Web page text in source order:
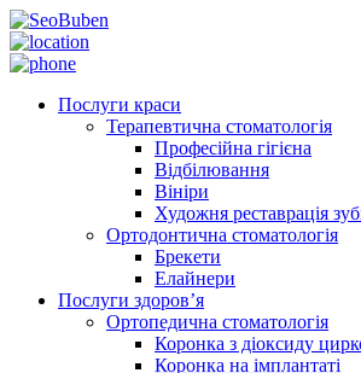
Послуги краси
Терапевтична стоматологія
Професійна гігієна
Відбілювання
Вініри
Художня реставрація
Ортодонтична стоматологія
Брекети
Елайнери
Послуги здоров’я
Ортопедична стоматологія
Коронка з діоксиду
Коронка на імплантаті